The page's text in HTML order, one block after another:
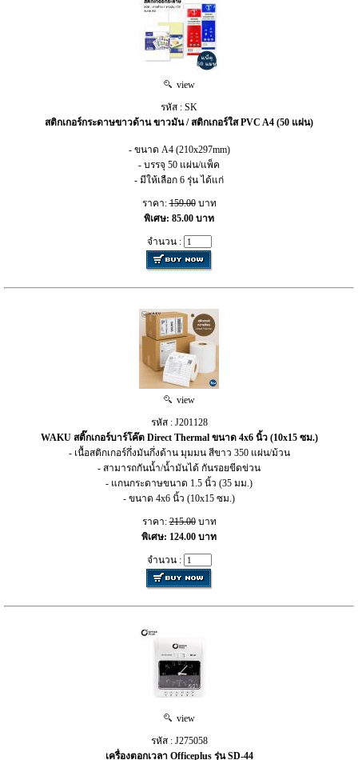
view
รหัส : SK
สติกเกอร์กระดาษขาวด้าน ขาวมัน / สติกเกอร์ใส PVC A4 (50 แผ่น)
- ขนาด A4 (210x297mm)
- บรรจุ 50 แผ่น/แพ็ค
- มีให้เลือก 6 รุ่น ได้แก่
ราคา:159.00บาท
พิเศษ: 85.00 บาท
จำนวน :
view
รหัส : J201128
WAKU สติ๊กเกอร์บาร์โค๊ต Direct Thermal ขนาด 4x6 นิ้ว (10x15 ซม.)
- เนื้อสติกเกอร์กึ่งมันกึ่งด้าน มุมมน สีขาว 350 แผ่น/ม้วน
- สามารถกันน้ำ/น้ำมันได้ กันรอยขีดข่วน
- แกนกระดาษขนาด 1.5 นิ้ว (35 มม.)
- ขนาด 4x6 นิ้ว (10x15 ซม.)
ราคา:215.00บาท
พิเศษ: 124.00 บาท
จำนวน :
view
รหัส : J275058
เครื่องตอกเวลา Officeplus รุ่น SD-44